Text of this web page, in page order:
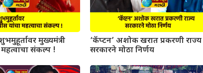
मुख्यमंत्री
संकल्प !
‘कॅप्टन’ अशोक खरात प्रकरणी राज्य
सरकारने मोठा निर्णय